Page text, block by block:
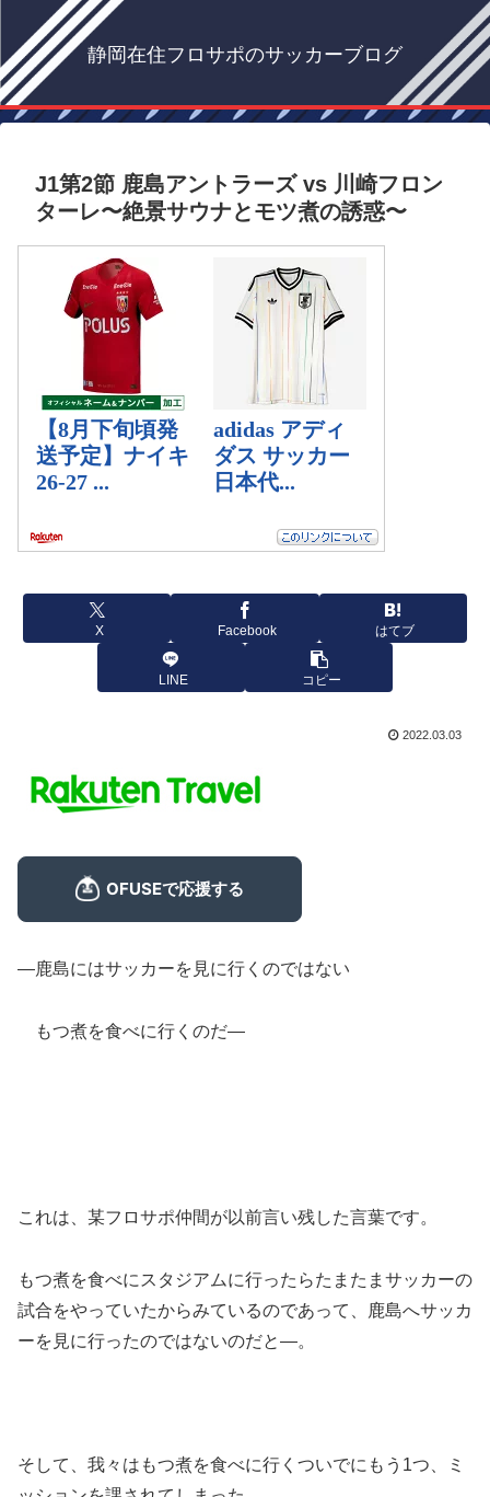
静岡在住フロサポのサッカーブログ
J1第2節 鹿島アントラーズ vs 川崎フロン
ターレ〜絶景サウナとモツ煮の誘惑〜
X Facebook はてブ
LINE コピー
2022.03.03
―鹿島にはサッカーを見に行くのではない
もつ煮を食べに行くのだ―
これは、某フロサポ仲間が以前言い残した言葉です。
もつ煮を食べにスタジアムに行ったらたまたまサッカーの
試合をやっていたからみているのであって、鹿島へサッカ
ーを見に行ったのではないのだと―。
そして、我々はもつ煮を食べに行くついでにもう1つ、ミ